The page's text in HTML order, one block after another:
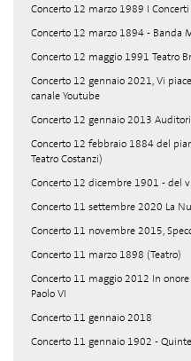
Concerto 12 marzo 1989 I
Concerto 12 marzo 1894 - Banda
Concerto 12 maggio 1991 Teatro
Concerto 12 gennaio 2021, Vi
canale Youtube
Concerto 12 gennaio 2013
Concerto 12 febbraio 1884 del
Teatro Costanzi)
Concerto 12 dicembre 1901 - del
Concerto 11 settembre 2020 La
Concerto 11 novembre 2015,
Concerto 11 marzo 1898 (Teatro)
Concerto 11 maggio 2012 In
Paolo VI
Concerto 11 gennaio 2018
Concerto 11 gennaio 1902 -